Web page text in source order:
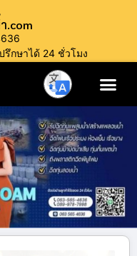
.com
กษาได้ 24 ชั่วโมง